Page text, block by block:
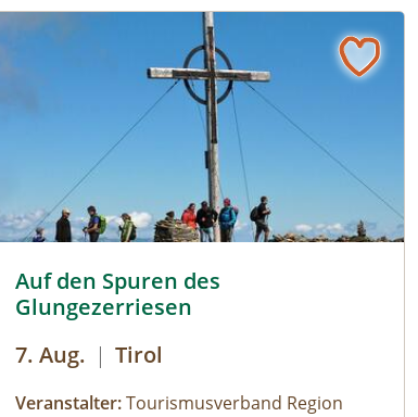
Auf den Spuren des
Glungezerriesen
7. Aug. | Tirol
Veranstalter:Tourismusverband Region